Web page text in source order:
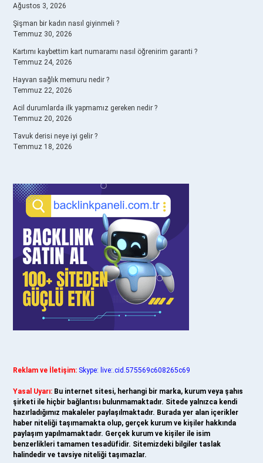
Ağustos 3, 2026
Şişman bir kadın nasıl giyinmeli ?
Temmuz 30, 2026
Kartımı kaybettim kart numaramı nasıl öğrenirim garanti ?
Temmuz 24, 2026
Hayvan sağlık memuru nedir ?
Temmuz 22, 2026
Acil durumlarda ilk yapmamız gereken nedir ?
Temmuz 20, 2026
Tavuk derisi neye iyi gelir ?
Temmuz 18, 2026
Reklam ve İletişim: Skype: live:.cid.575569c608265c69
Yasal Uyarı: Bu internet sitesi, herhangi bir marka, kurum veya şahıs
şirketi ile hiçbir bağlantısı bulunmamaktadır. Sitede yalnızca kendi
hazırladığımız makaleler paylaşılmaktadır. Burada yer alan içerikler
haber niteliği taşımamakta olup, gerçek kurum ve kişiler hakkında
paylaşım yapılmamaktadır. Gerçek kurum ve kişiler ile isim
benzerlikleri tamamen tesadüfidir. Sitemizdeki bilgiler taslak
halindedir ve tavsiye niteliği taşımazlar.